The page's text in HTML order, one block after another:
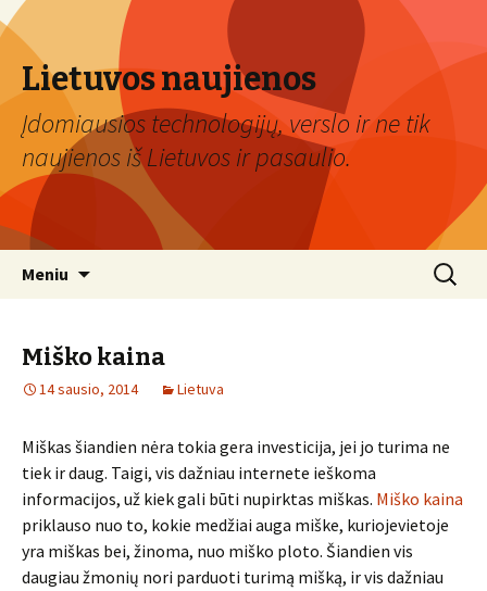
Lietuvos naujienos
Įdomiausios technologijų, verslo ir ne tik
naujienos iš Lietuvos ir pasaulio.
Meniu Ieškoti:
Miško kaina
14 sausio, 2014 Lietuva
Miškas šiandien nėra tokia gera investicija, jei jo turima ne
tiek ir daug. Taigi, vis dažniau internete ieškoma
informacijos, už kiek gali būti nupirktas miškas. Miško kaina
priklauso nuo to, kokie medžiai auga miške, kuriojevietoje
yra miškas bei, žinoma, nuo miško ploto. Šiandien vis
daugiau žmonių nori parduoti turimą mišką, ir vis dažniau